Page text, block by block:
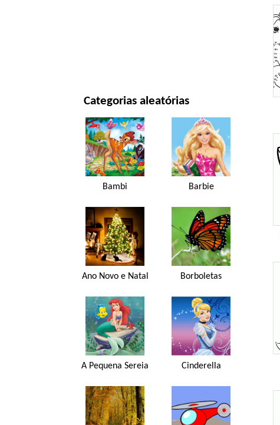
Categorias aleatórias
Bambi Barbie
Ano Novo e Natal Borboletas
A Pequena Sereia Cinderella